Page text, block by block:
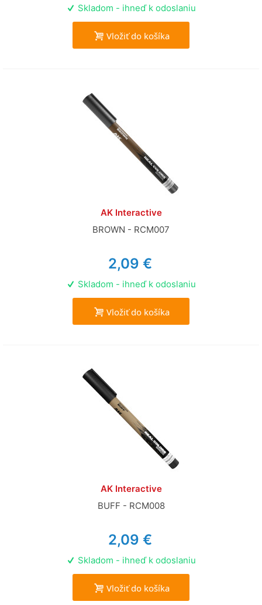
Skladom - ihneď k odoslaniu
Vložiť do košíka
AK Interactive
BROWN - RCM007
2,09 €
Skladom - ihneď k odoslaniu
Vložiť do košíka
AK Interactive
BUFF - RCM008
2,09 €
Skladom - ihneď k odoslaniu
Vložiť do košíka